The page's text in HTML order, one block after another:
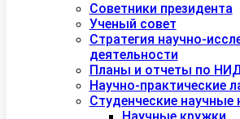
Советники президента
Ученый совет
Стратегия научно-
деятельности
Планы и отчеты по
Научно-практические
Студенческие научные